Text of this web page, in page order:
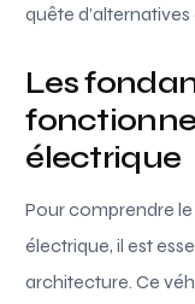
quête
Les
électrique
Pour comprendre
électrique, il est
architecture. Ce